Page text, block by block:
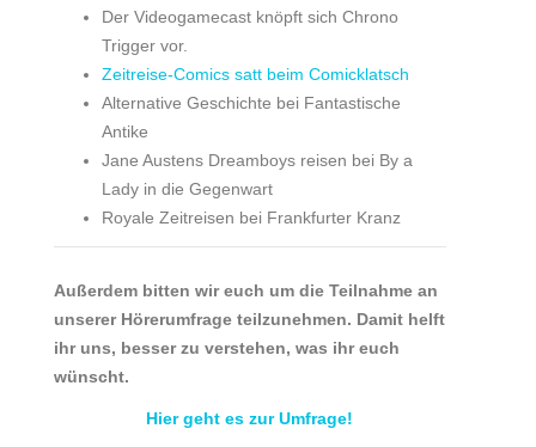
Der Videogamecast knöpft sich Chrono
Trigger vor.
Zeitreise-Comics satt beim Comicklatsch
Alternative Geschichte bei Fantastische
Antike
Jane Austens Dreamboys reisen bei By a
Lady in die Gegenwart
Royale Zeitreisen bei Frankfurter Kranz
Außerdem bitten wir euch um die Teilnahme an
unserer Hörerumfrage teilzunehmen. Damit helft
ihr uns, besser zu verstehen, was ihr euch
wünscht.
Hier geht es zur Umfrage!